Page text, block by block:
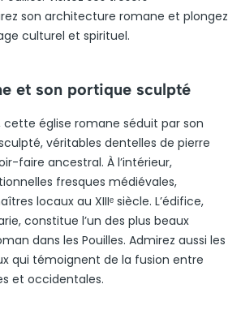
son architecture romane et plongez
culturel et spirituel.
et son portique sculpté
cette église romane séduit par son
véritables dentelles de pierre
faire ancestral. À l’intérieur,
fresques médiévales,
locaux au XIIIᵉ siècle. L’édifice,
constitue l’un des plus beaux
dans les Pouilles. Admirez aussi les
qui témoignent de la fusion entre
et occidentales.